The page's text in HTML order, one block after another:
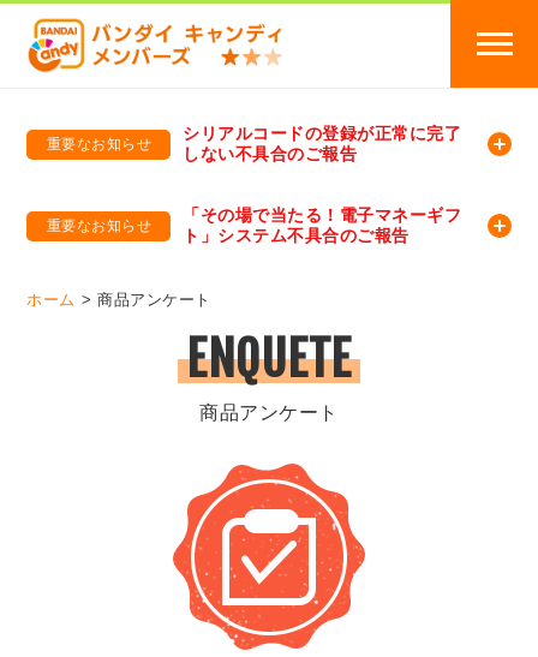
重要なお知らせ
シリアルコードの登録が正常に完了
しない不具合のご報告
重要なお知らせ
「その場で当たる！電子マネーギフ
ト」システム不具合のご報告
ホーム 商品アンケート
ENQUETE
商品アンケート